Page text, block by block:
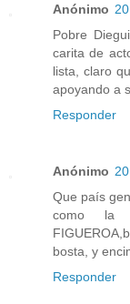
Anónimo
Pobre
carita de
lista, claro
apoyando a
Responder
Anónimo
Que país
como la
bosta, y
Responder